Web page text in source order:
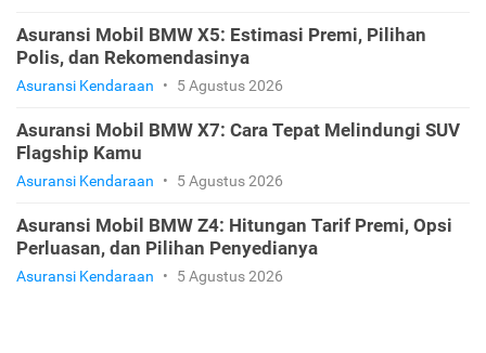
Asuransi Mobil BMW X5: Estimasi Premi, Pilihan
Polis, dan Rekomendasinya
Asuransi Kendaraan • 5 Agustus 2026
Asuransi Mobil BMW X7: Cara Tepat Melindungi SUV
Flagship Kamu
Asuransi Kendaraan • 5 Agustus 2026
Asuransi Mobil BMW Z4: Hitungan Tarif Premi, Opsi
Perluasan, dan Pilihan Penyedianya
Asuransi Kendaraan • 5 Agustus 2026